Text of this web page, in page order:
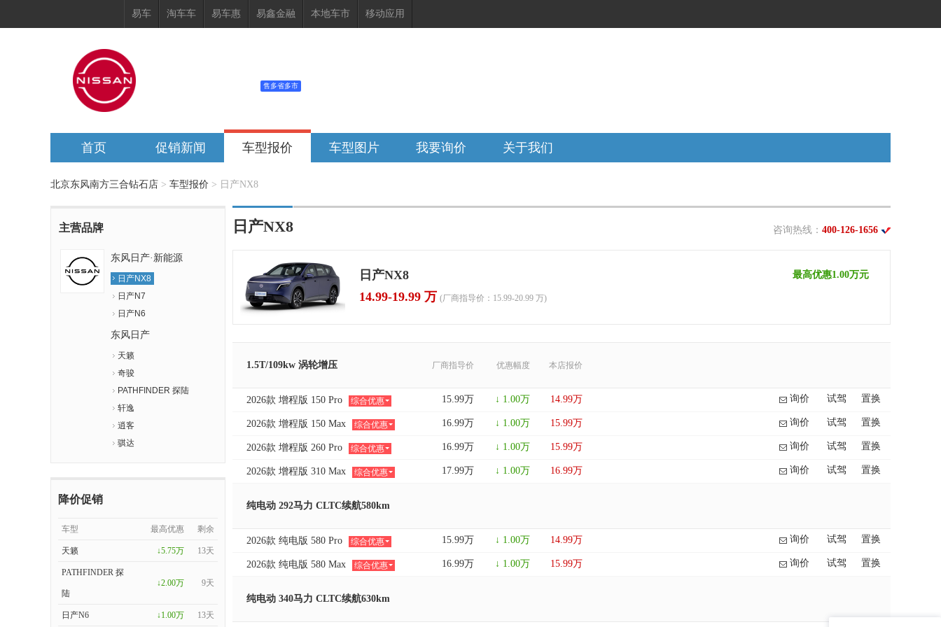
易车 淘车车 易车惠 易鑫金融 本地车市 移动应用
售多省多市
首页 促销新闻 车型报价 车型图片 我要询价 关于我们
北京东风南方三合钻石店 > 车型报价 > 日产NX8
主营品牌
东风日产·新能源
日产NX8
日产N7
日产N6
东风日产
天籁
奇骏
PATHFINDER 探陆
轩逸
逍客
骐达
降价促销
车型 最高优惠 剩余
天籁 ↓5.75万 13天
PATHFINDER 探
陆
↓2.00万 9天
日产N6 ↓1.00万 13天
日产NX8 咨询热线： 400-126-1656
日产NX8
14.99-19.99 万 (厂商指导价：15.99-20.99 万)
最高优惠1.00万元
1.5T/109kw 涡轮增压 厂商指导价 优惠幅度 本店报价
2026款 增程版 150 Pro 综合优惠 15.99万 ↓ 1.00万 14.99万 询价 试驾 置换
2026款 增程版 150 Max 综合优惠 16.99万 ↓ 1.00万 15.99万 询价 试驾 置换
2026款 增程版 260 Pro 综合优惠 16.99万 ↓ 1.00万 15.99万 询价 试驾 置换
2026款 增程版 310 Max 综合优惠 17.99万 ↓ 1.00万 16.99万 询价 试驾 置换
纯电动 292马力 CLTC续航580km
2026款 纯电版 580 Pro 综合优惠 15.99万 ↓ 1.00万 14.99万 询价 试驾 置换
2026款 纯电版 580 Max 综合优惠 16.99万 ↓ 1.00万 15.99万 询价 试驾 置换
纯电动 340马力 CLTC续航630km